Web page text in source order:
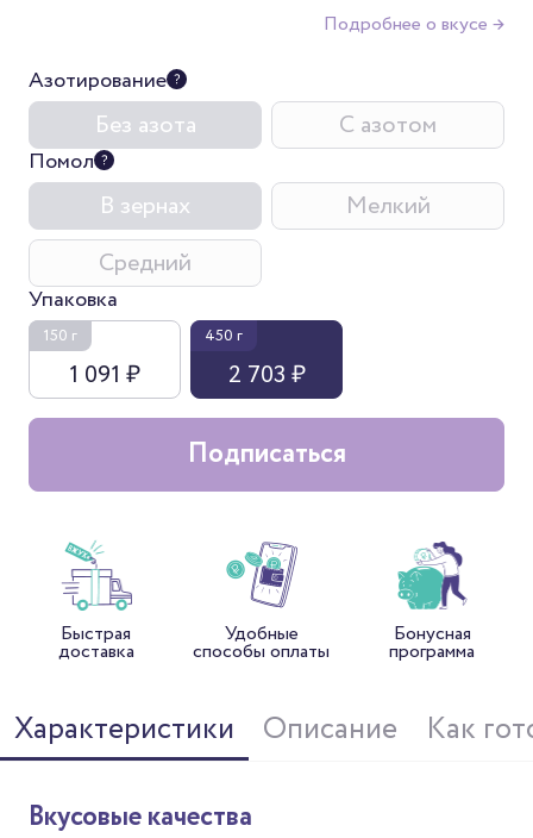
Подробнее о вкусе →
Азотирование
Без азота С азотом
Помол
В зернах
Мелкий
Средний
Упаковка
150 г
1 091 ₽
450 г
2 703 ₽
Подписаться
Быстрая
доставка
Удобные
способы оплаты
Бонусная
программа
Характеристики Описание Как
Вкусовые качества